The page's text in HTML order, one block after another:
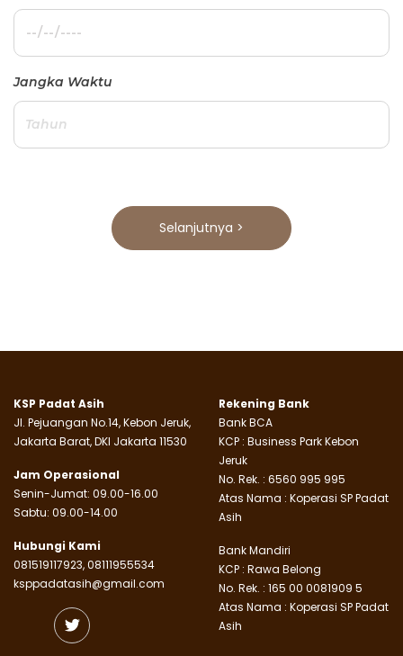
Jangka Waktu
Selanjutnya >
KSP Padat Asih
Jl. Pejuangan No.14, Kebon Jeruk,
Jakarta Barat, DKI Jakarta 11530
Jam Operasional
Senin-Jumat: 09.00-16.00
Sabtu: 09.00-14.00
Hubungi Kami
081519117923, 08111955534
ksppadatasih@gmail.com
Rekening Bank
Bank BCA
KCP : Business Park Kebon
Jeruk
No. Rek. : 6560 995 995
Atas Nama : Koperasi SP Padat
Asih
Bank Mandiri
KCP : Rawa Belong
No. Rek. : 165 00 0081909 5
Atas Nama : Koperasi SP Padat
Asih